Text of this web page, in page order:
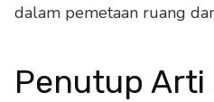
dalam pemetaan ruang
Penutup Arti